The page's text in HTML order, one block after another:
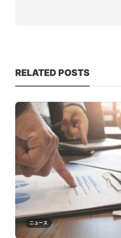
RELATED POSTS
ニュース